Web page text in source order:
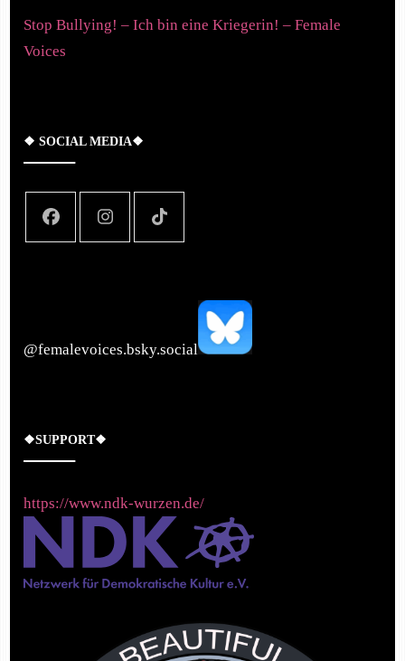
Stop Bullying! – Ich bin eine Kriegerin! – Female
Voices
❖ SOCIAL MEDIA❖
‪@femalevoices.bsky.social‬
❖SUPPORT❖
https://www.ndk-wurzen.de/